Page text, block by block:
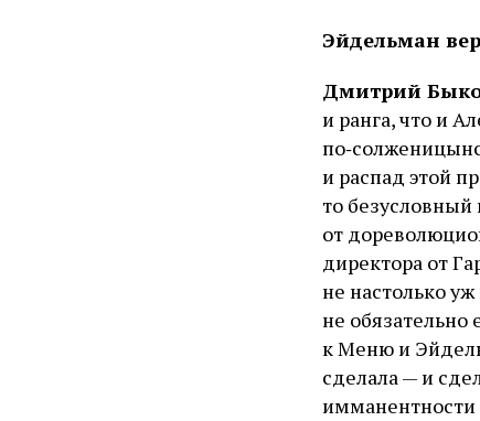
Эйдельман
Дмитрий
и ранга, что и
и распад этой
то
от
директора от
не настолько
не обязательно
к Меню и
сделала — и
имманентности